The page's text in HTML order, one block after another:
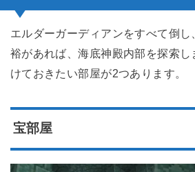
エルダーガーディアンをすべて倒
裕があれば、海底神殿内部を探索
けておきたい部屋が2つあります。
宝部屋